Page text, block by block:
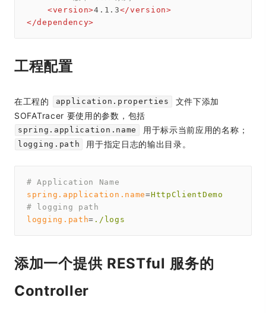
<version>4.1.3</version>
</dependency>
工程配置
在工程的 application.properties
文件下添加
SOFATracer 要使用的参数，包括
spring.application.name 用于标示当前应用的名称；
logging.path 用于指定日志的输出目录。
# Application Name
spring.application.name=HttpClientDemo
# logging path
logging.path= ./logs
添加一个提供 RESTful 服务的
Controller